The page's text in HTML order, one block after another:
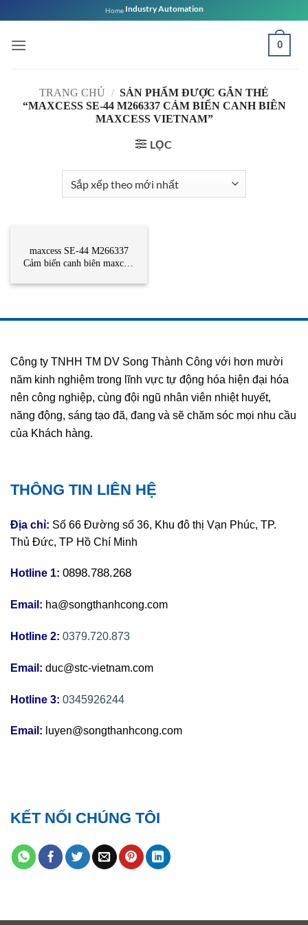
qua
nội
Home Industry Automation
0
TRANG CHỦ / SẢN PHẨM ĐƯỢC GẮN THẺ
“MAXCESS SE-44 M266337 CẢM BIẾN CANH BIÊN
MAXCESS VIETNAM”
LỌC
maxcess SE-44 M266337
Cảm biến canh biên maxcess
Công ty TNHH TM DV Song Thành Công với hơn mười
năm kinh nghiệm trong lĩnh vực tự động hóa hiện đại hóa
nên công nghiệp, cùng đội ngũ nhân viên nhiệt huyết,
năng động, sáng tạo đã, đang và sẽ chăm sóc mọi nhu cầu
của Khách hàng.
THÔNG TIN LIÊN HỆ
Địa chỉ: Số 66 Đường số 36, Khu đô thị Vạn Phúc, TP.
Thủ Đức, TP Hồ Chí Minh
Hotline 1: 0898.788.268
Email: ha@songthanhcong.com
Hotline 2: 0379.720.873
Email: duc@stc-vietnam.com
Hotline 3: 0345926244
Email: luyen@songthanhcong.com
KẾT NỐI CHÚNG TÔI